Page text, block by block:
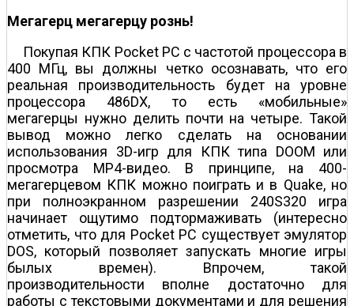
Мегагерц мегагерцу рознь!
Покупая КПК Pocket PC с частотой процессора в
400 МГц, вы должны четко осознавать, что его
реальная производительность будет на уровне
процессора 486DX, то есть «мобильные»
мегагерцы нужно делить почти на четыре. Такой
вывод можно легко сделать на основании
использования 3D-игр для КПК типа DOOM или
просмотра MP4-видео. В принципе, на 400-
мегагерцевом КПК можно поиграть и в Quake, но
при полноэкранном разрешении 240Ѕ320 игра
начинает ощутимо подтормаживать (интересно
отметить, что для Pocket PC существует эмулятор
DOS, который позволяет запускать многие игры
былых времен). Впрочем, такой
производительности вполне достаточно для
работы с текстовыми документами и для решения